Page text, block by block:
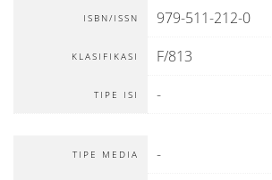
ISBN/ISSN 979-511-212-0
KLASIFIKASI F/813
TIPE ISI -
TIPE MEDIA -